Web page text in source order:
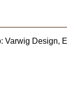
Varwig Design,